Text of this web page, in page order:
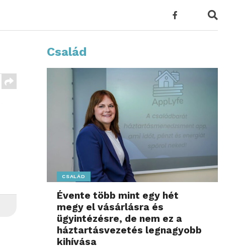
Család
CSALÁD
Évente több mint egy hét
megy el vásárlásra és
ügyintézésre, de nem ez a
háztartásvezetés legnagyobb
kihívása